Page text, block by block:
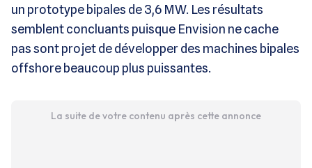
un prototype bipales de 3,6 MW. Les résultats
semblent concluants puisque Envision ne cache
pas sont projet de développer des machines bipales
offshore beaucoup plus puissantes.
La suite de votre contenu après cette annonce